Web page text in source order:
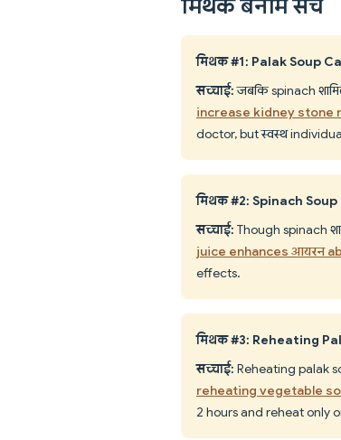
मिथक बनाम सच
मिथक #1: Palak Soup
सच्चाई:जबकि spinach
increase kidney stone
doctor, but स्वस्थ
मिथक #2: Spinach
सच्चाई: Though spinach
juice enhances आयरन
effects.
मिथक #3: Reheating
सच्चाई: Reheating palak
reheating vegetable
2 hours and reheat only